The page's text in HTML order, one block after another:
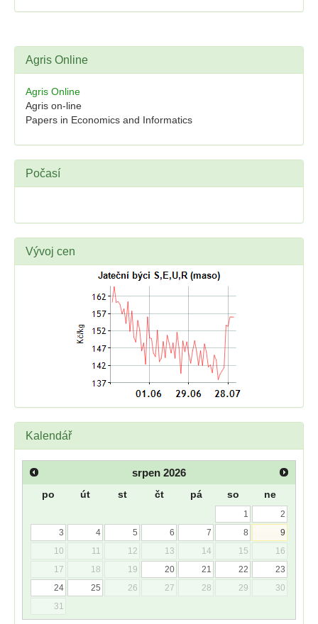
Agris Online
Agris Online
Agris on-line
Papers in Economics and Informatics
Počasí
Vývoj cen
Kalendář
srpen 2026
po út st čt pá so ne
1
2
3
4 5 6 7 8
9
10
11 12 13 14 15
16
17
18 19 20 21 22
23
24
25 26 27 28 29
30
31